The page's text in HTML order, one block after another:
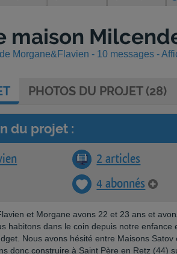
maison
Morgane&Flavien - 10 messages -
PHOTOS DU PROJET (28)
du projet :
2 articles
4 abonnés
et Morgane avons 22 et 23 ans et
habitons dans le coin depuis notre
Nous avons hésité entre Maisons
donc construire à Saint Père en Retz (44)